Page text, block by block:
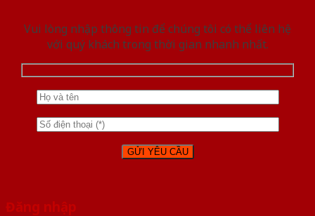
Vui lòng nhập thông tin để chúng tôi có thể liên hệ
với quý khách trong thời gian nhanh nhất.
Đăng nhập